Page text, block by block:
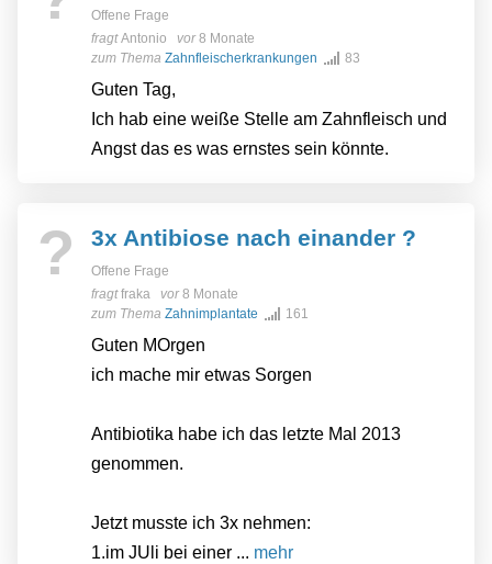
Offene Frage
fragtAntonio vor8 Monate
zum Thema Zahnfleischerkrankungen 83
Guten Tag,
Ich hab eine weiße Stelle am Zahnfleisch und
Angst das es was ernstes sein könnte.
? 3x Antibiose nach einander ?
Offene Frage
fragtfraka vor8 Monate
zum Thema Zahnimplantate 161
Guten MOrgen
ich mache mir etwas Sorgen
Antibiotika habe ich das letzte Mal 2013
genommen.
Jetzt musste ich 3x nehmen:
1.im JUli bei einer ... mehr